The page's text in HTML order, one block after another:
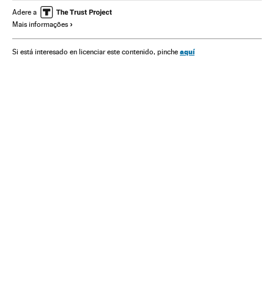
Ensino público Reformas políticas
Política educativa
Sistema educativo Centros educativos Educação
Adere a
Mais informações
Si está interesado en licenciar este contenido, pinche aquí